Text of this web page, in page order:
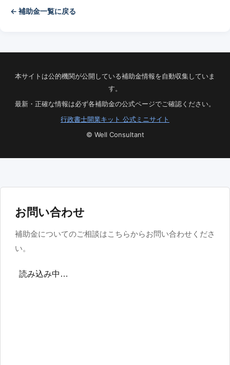
← 補助金一覧に戻る
本サイトは公的機関が公開している補助金情報を自動収集していま
す。
最新・正確な情報は必ず各補助金の公式ページでご確認ください。
行政書士開業キット 公式ミニサイト
© Well Consultant
お問い合わせ
補助金についてのご相談はこちらからお問い合わせくださ
い。